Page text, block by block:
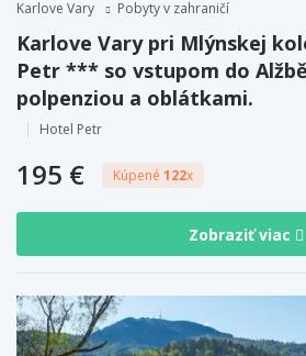
Karlove Vary Pobyty v zahraničí
Karlove Vary pri Mlýnskej
Petr *** so vstupom do
polpenziou a oblátkami.
Hotel Petr
195 € Kúpené 122x
Zobraziť viac